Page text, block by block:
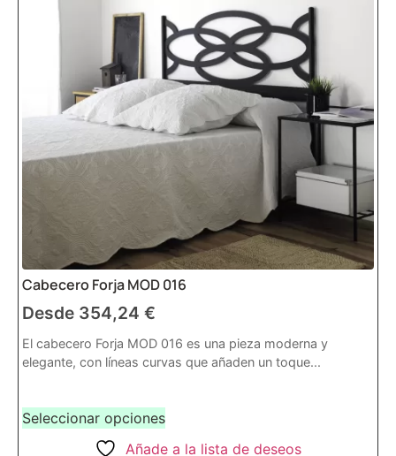
Cabecero Forja MOD 016
Desde 354,24 €
El cabecero Forja MOD 016 es una pieza moderna y
elegante, con líneas curvas que añaden un toque...
Seleccionar opciones
Añade a la lista de deseos